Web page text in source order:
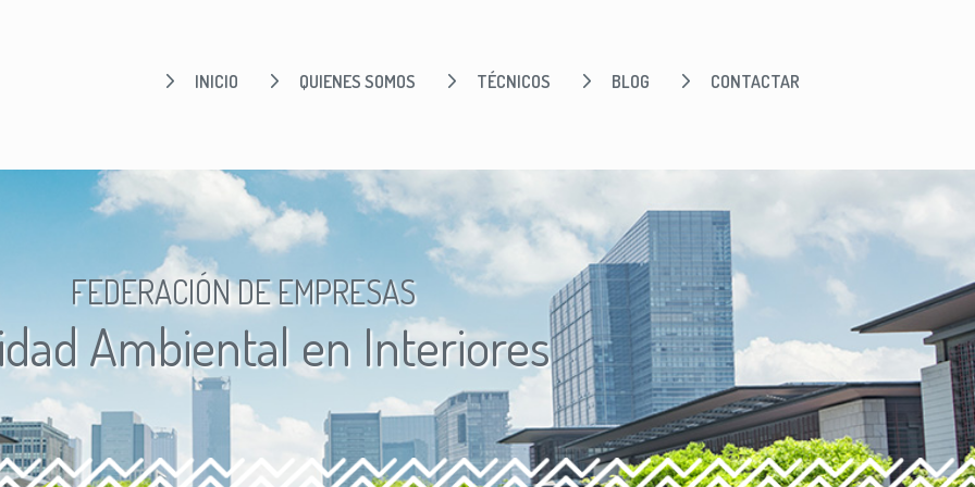
INICIO QUIENES SOMOS TÉCNICOS BLOG CONTACTAR
FEDERACIÓN DE EMPRESAS
Ambiental en Interiores